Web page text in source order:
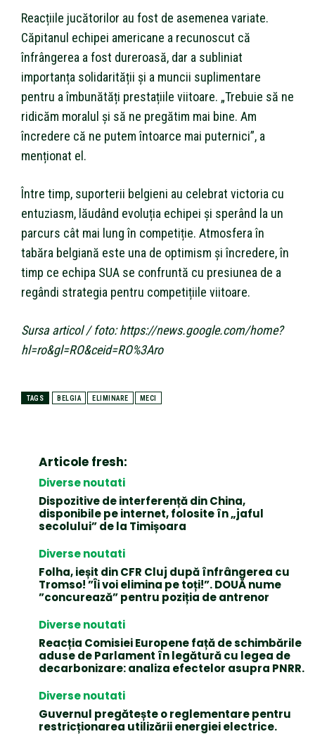
Reacțiile jucătorilor au fost de asemenea variate.
Căpitanul echipei americane a recunoscut că
înfrângerea a fost dureroasă, dar a subliniat
importanța solidarității și a muncii suplimentare
pentru a îmbunătăți prestațiile viitoare. „Trebuie să ne
ridicăm moralul și să ne pregătim mai bine. Am
încredere că ne putem întoarce mai puternici”, a
menționat el.
Între timp, suporterii belgieni au celebrat victoria cu
entuziasm, lăudând evoluția echipei și sperând la un
parcurs cât mai lung în competiție. Atmosfera în
tabăra belgiană este una de optimism și încredere, în
timp ce echipa SUA se confruntă cu presiunea de a
regândi strategia pentru competițiile viitoare.
Sursa articol / foto: https://news.google.com/home?
hl=ro&gl=RO&ceid=RO%3Aro
TAGS BELGIA ELIMINARE MECI
Articole fresh:
Diverse noutati
Dispozitive de interferență din China,
disponibile pe internet, folosite în „jaful
secolului” de la Timișoara
Diverse noutati
Folha, ieșit din CFR Cluj după înfrângerea cu
Tromso! ”Îi voi elimina pe toți!”. DOUĂ nume
”concurează” pentru poziția de antrenor
Diverse noutati
Reacția Comisiei Europene față de schimbările
aduse de Parlament în legătură cu legea de
decarbonizare: analiza efectelor asupra PNRR.
Diverse noutati
Guvernul pregătește o reglementare pentru
restricționarea utilizării energiei electrice.